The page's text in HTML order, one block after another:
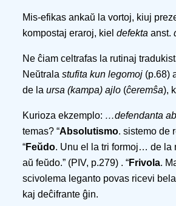
Mis-efikas ankaŭ la vortoj, kiuj
kompostaj eraroj, kiel defekta anst.
Ne ĉiam celtrafas la rutinaj
Neŭtrala stufita kun legomoj (p.68)
de la ursa (kampa) ajlo (ĉeremŝa),
Kurioza ekzemplo: …defendanta
temas? “Absolutismo. sistemo de
“Feŭdo. Unu el la tri formoj… de
aŭ feŭdo.” (PIV, p.279) . “Frivola.
scivolema leganto povas ricevi
kaj deĉifrante ĝin.